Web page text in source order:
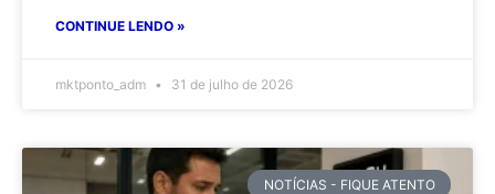
CONTINUE LENDO »
mktponto_adm 31 de julho de 2026
NOTÍCIAS - FIQUE ATENTO